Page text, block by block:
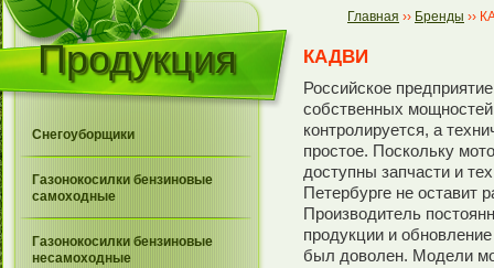
Продукция
Снегоуборщики
Газонокосилки бензиновые
самоходные
Газонокосилки бензиновые
несамоходные
Главная ›› Бренды ››
КАДВИ
Российское
собственных
контролируется, а
простое. Поскольку
доступны запчасти и
Петербурге не оставит
Производитель
продукции и
был доволен. Модели